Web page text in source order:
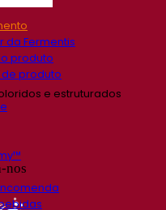
da Fermentis
produto
produto
e estruturados
nos